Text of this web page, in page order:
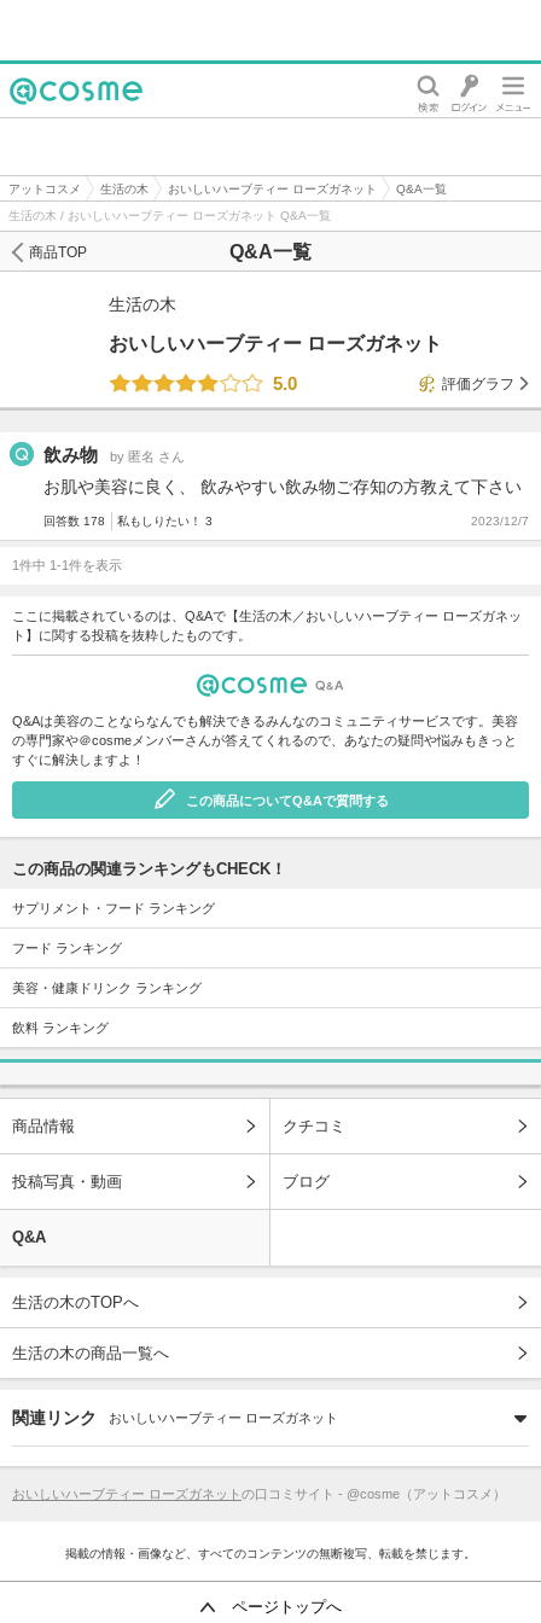
アットコスメ 生活の木 おいしいハーブティー ローズガネット
Q&A一覧
生活の木 / おいしいハーブティー ローズガネット Q&A一覧
Q&A一覧
商品TOP
生活の木
おいしいハーブティー ローズガネット
5.0
評価グラフ
飲み物 by 匿名 さん
お肌や美容に良く、 飲みやすい飲み物ご存知の方教えて下さい
回答数 178 私もしりたい！ 3 2023/12/7
1件中 1-1件を表示
ここに掲載されているのは、Q&Aで【生活の木／おいしいハーブティー ローズガネッ
ト】に関する投稿を抜粋したものです。
Q&Aは美容のことならなんでも解決できるみんなのコミュニティサービスです。美容
の専門家や＠cosmeメンバーさんが答えてくれるので、あなたの疑問や悩みもきっと
すぐに解決しますよ！
この商品についてQ&Aで質問する
この商品の関連ランキングもCHECK！
サプリメント・フード ランキング
フード ランキング
美容・健康ドリンク ランキング
飲料 ランキング
商品情報 クチコミ
投稿写真・動画 ブログ
Q&A
生活の木のTOPへ
生活の木の商品一覧へ
関連リンク おいしいハーブティー ローズガネット
おいしいハーブティー ローズガネット の口コミサイト - @cosme（アットコスメ）
掲載の情報・画像など、すべてのコンテンツの無断複写、転載を禁じます。
ページトップへ